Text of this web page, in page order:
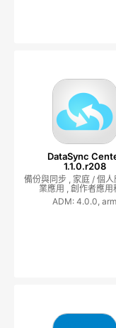
DataSync
1.1.0.r208
備份與同步 , 家庭 / 個人
業應用 , 創作者應用
ADM: 4.0.0, arm